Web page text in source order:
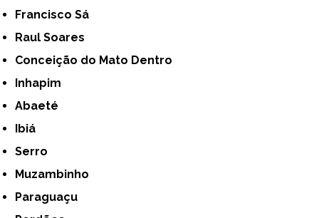
Francisco Sá
Raul Soares
Conceição do Mato Dentro
Inhapim
Abaeté
Ibiá
Serro
Muzambinho
Paraguaçu